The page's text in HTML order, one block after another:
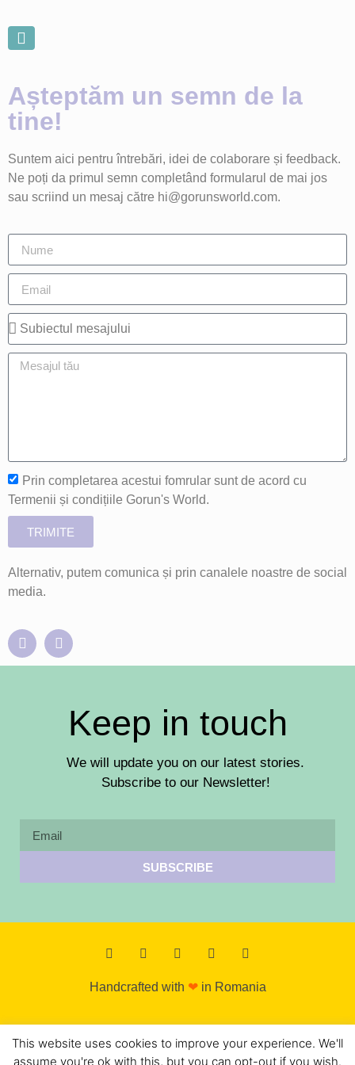
Așteptăm un semn de la
tine!
Suntem aici pentru întrebări, idei de colaborare și feedback.
Ne poți da primul semn completând formularul de mai jos
sau scriind un mesaj către hi@gorunsworld.com.
Prin completarea acestui fomrular sunt de acord cu
Termenii și condițiile Gorun's World.
TRIMITE
Alternativ, putem comunica și prin canalele noastre de social
media.
Keep in touch
We will update you on our latest stories.
Subscribe to our Newsletter!
SUBSCRIBE
Handcrafted with ❤in Romania
World
This website uses cookies to improve your experience. We'll
assume you're ok with this, but you can opt-out if you wish.